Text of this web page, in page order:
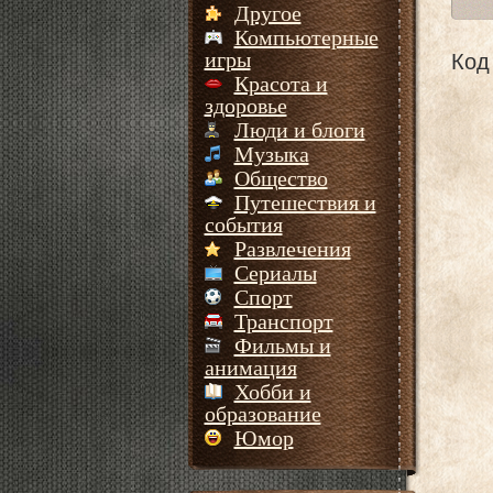
Другое
Компьютерные
игры
Красота и
здоровье
Люди и блоги
Музыка
Общество
Путешествия и
события
Развлечения
Сериалы
Спорт
Транспорт
Фильмы и
анимация
Хобби и
образование
Юмор